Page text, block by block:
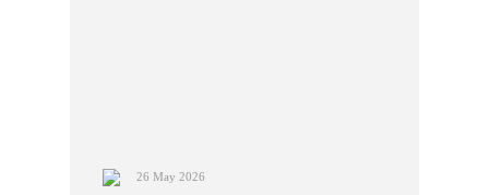
26 May 2026